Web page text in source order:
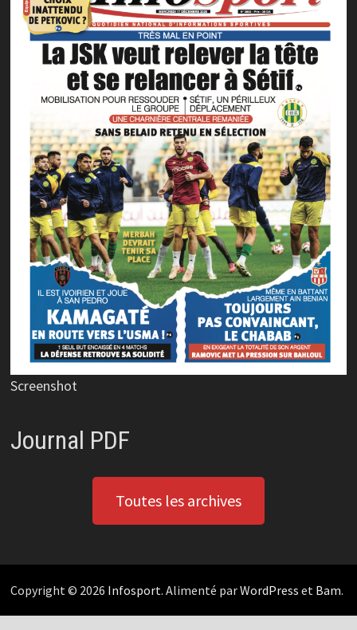
Screenshot
Journal PDF
Toutes les archives
Copyright © 2026 Infosport. Alimenté parWordPress et Bam.